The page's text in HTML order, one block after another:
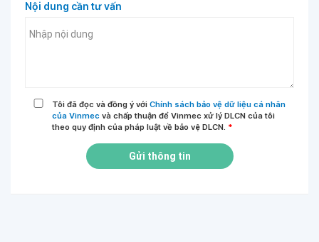
Nội dung cần tư vấn
Tôi đã đọc và đồng ý với Chính sách bảo vệ dữ liệu cá nhân
của Vinmec và chấp thuận để Vinmec xử lý DLCN của tôi
theo quy định của pháp luật về bảo vệ DLCN. *
Gửi thông tin